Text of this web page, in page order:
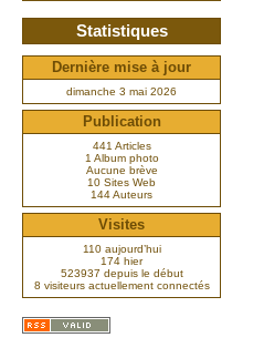
Statistiques
Dernière mise à jour
dimanche 3 mai 2026
Publication
441 Articles
1 Album photo
Aucune brève
10 Sites Web
144 Auteurs
Visites
110 aujourd’hui
174 hier
523937 depuis le début
8 visiteurs actuellement connectés